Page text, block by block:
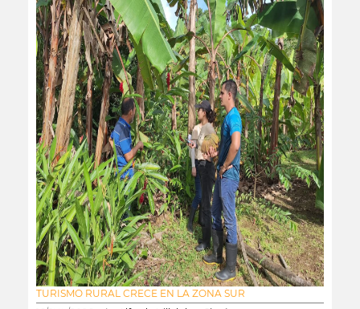
TURISMO RURAL CRECE EN LA ZONA SUR